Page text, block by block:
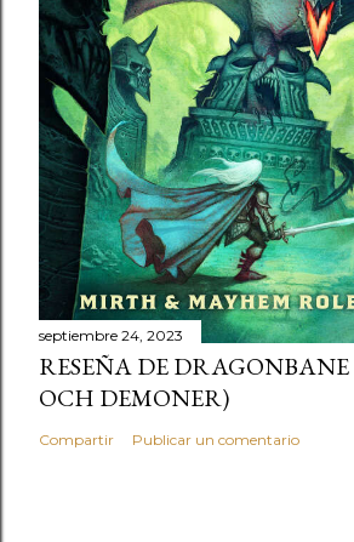
septiembre 24, 2023
RESEÑA DE
OCH DEMONER)
Compartir Publicar un comentario